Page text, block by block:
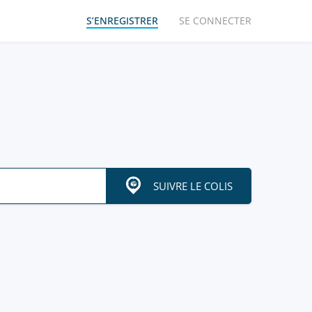
S’ENREGISTRER SE CONNECTER
SUIVRE LE COLIS